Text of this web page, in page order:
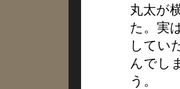
丸太が
た。実
してい
んでし
う。